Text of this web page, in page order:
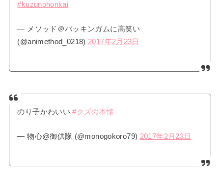
#kuzunohonkai
— メソッド＠バッキンガムに高笑い
(@animethod_0218) 2017年2月23日
のり子かわいい#クズの本懐
— 物心@御供隊 (@monogokoro79) 2017年2月23日